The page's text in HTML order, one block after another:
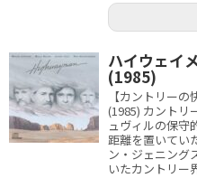
ハイウェイ
(1985)
【カントリー
(1985) カントリ
ュヴィルの保守
距離を置いてい
ン・ジェニング
いたカントリー